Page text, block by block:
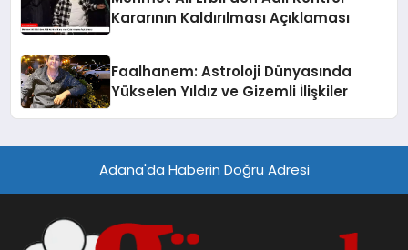
Kararının Kaldırılması Açıklaması
Faalhanem: Astroloji Dünyasında
Yükselen Yıldız ve Gizemli İlişkiler
Adana'da Haberin Doğru Adresi